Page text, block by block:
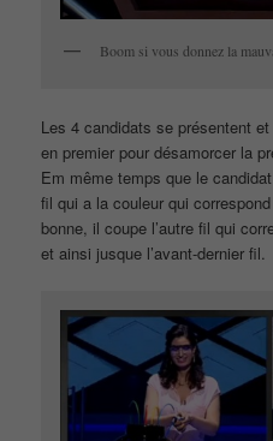
Boom si vous donnez la
Les 4 candidats se présentent
en premier pour désamorcer la
Em même temps que le
fil qui a la couleur qui
bonne, il coupe l’autre fil qui
et ainsi jusque l’avant-dernier fil.